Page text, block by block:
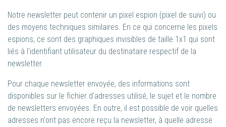
Notre newsletter peut contenir un pixel espion (pixel de suivi) ou
des moyens techniques similaires. En ce qui concerne les pixels
espions, ce sont des graphiques invisibles de taille 1x1 qui sont
liés à l'identifiant utilisateur du destinataire respectif de la
newsletter.
Pour chaque newsletter envoyée, des informations sont
disponibles sur le fichier d'adresses utilisé, le sujet et le nombre
de newsletters envoyées. En outre, il est possible de voir quelles
adresses n'ont pas encore reçu la newsletter, à quelle adresse